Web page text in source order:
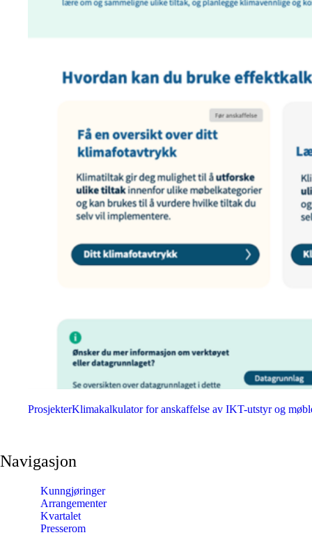
ProsjekterKlimakalkulator for anskaffelse av IKT-utstyr og
Navigasjon
Kunngjøringer
Arrangementer
Kvartalet
Presserom